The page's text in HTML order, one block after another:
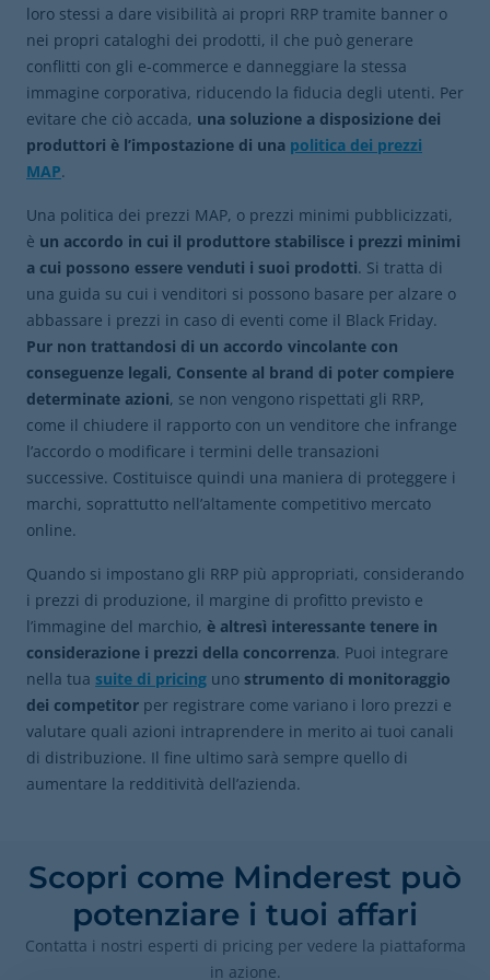
loro stessi a dare visibilità ai propri RRP tramite banner o
nei propri cataloghi dei prodotti, il che può generare
conflitti con gli e-commerce e danneggiare la stessa
immagine corporativa, riducendo la fiducia degli utenti. Per
evitare che ciò accada, una soluzione a disposizione dei
produttori è l’impostazione di una politica dei prezzi
MAP.
Una politica dei prezzi MAP, o prezzi minimi pubblicizzati,
è un accordo in cui il produttore stabilisce i prezzi minimi
a cui possono essere venduti i suoi prodotti. Si tratta di
una guida su cui i venditori si possono basare per alzare o
abbassare i prezzi in caso di eventi come il Black Friday.
Pur non trattandosi di un accordo vincolante con
conseguenze legali, Consente al brand di poter compiere
determinate azioni, se non vengono rispettati gli RRP,
come il chiudere il rapporto con un venditore che infrange
l’accordo o modificare i termini delle transazioni
successive. Costituisce quindi una maniera di proteggere i
marchi, soprattutto nell’altamente competitivo mercato
online.
Quando si impostano gli RRP più appropriati, considerando
i prezzi di produzione, il margine di profitto previsto e
l’immagine del marchio, è altresì interessante tenere in
considerazione i prezzi della concorrenza. Puoi integrare
nella tua suite di pricing uno strumento di monitoraggio
dei competitor per registrare come variano i loro prezzi e
valutare quali azioni intraprendere in merito ai tuoi canali
di distribuzione. Il fine ultimo sarà sempre quello di
aumentare la redditività dell’azienda.
Scopri come Minderest può
potenziare i tuoi affari
Contatta i nostri esperti di pricing per vedere la piattaforma
in azione.